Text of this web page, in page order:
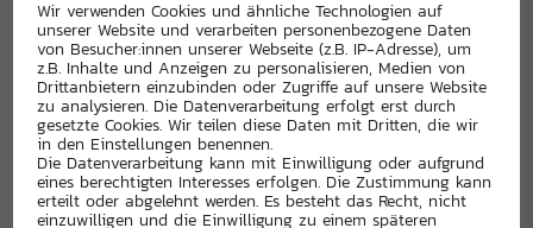
Wir verwenden Cookies und ähnliche Technologien auf
unserer Website und verarbeiten personenbezogene Daten
von Besucher:innen unserer Webseite (z.B. IP-Adresse), um
z.B. Inhalte und Anzeigen zu personalisieren, Medien von
Drittanbietern einzubinden oder Zugriffe auf unsere Website
zu analysieren. Die Datenverarbeitung erfolgt erst durch
gesetzte Cookies. Wir teilen diese Daten mit Dritten, die wir
in den Einstellungen benennen.
Die Datenverarbeitung kann mit Einwilligung oder aufgrund
eines berechtigten Interesses erfolgen. Die Zustimmung kann
erteilt oder abgelehnt werden. Es besteht das Recht, nicht
einzuwilligen und die Einwilligung zu einem späteren